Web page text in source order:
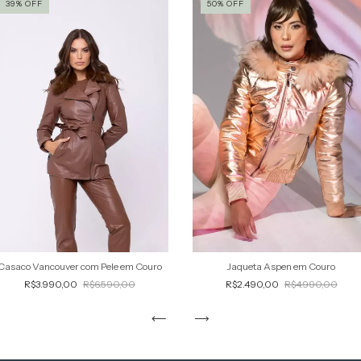
39% OFF
Vancouver com Pele em Couro
R$3.990,00 R$6.590,00
50% OFF
Jaqueta Aspen em Couro
R$2.490,00 R$4.990,00